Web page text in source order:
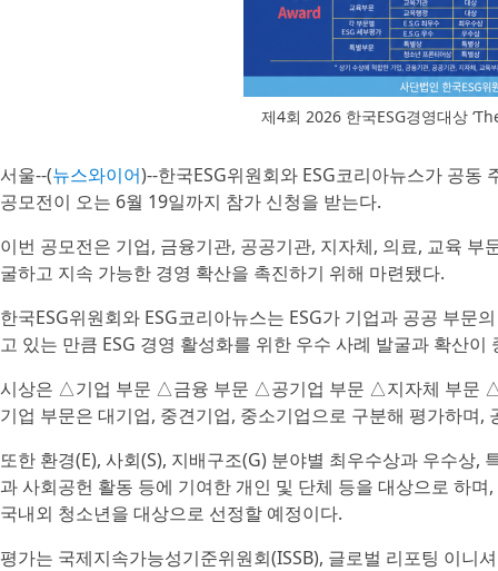
제4회 2026 한국ESG경영대상
서울--(뉴스와이어)--한국ESG위원회와 ESG코리아뉴스가 공동
공모전이 오는 6월 19일까지 참가 신청을 받는다.
이번 공모전은 기업, 금융기관, 공공기관, 지자체, 의료, 교육 부
굴하고 지속 가능한 경영 확산을 촉진하기 위해 마련됐다.
한국ESG위원회와 ESG코리아뉴스는 ESG가 기업과 공공 부
고 있는 만큼 ESG 경영 활성화를 위한 우수 사례 발굴과 확산이
시상은 △기업 부문 △금융 부문 △공기업 부문 △지자체 부문
기업 부문은 대기업, 중견기업, 중소기업으로 구분해 평가하며
또한 환경(E), 사회(S), 지배구조(G) 분야별 최우수상과 우수상,
과 사회공헌 활동 등에 기여한 개인 및 단체 등을 대상으로 하
국내외 청소년을 대상으로 선정할 예정이다.
평가는 국제지속가능성기준위원회(ISSB), 글로벌 리포팅 이니